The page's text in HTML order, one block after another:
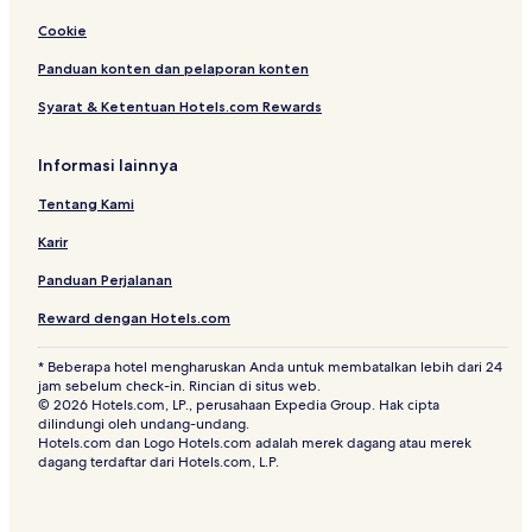
Hotel dekat Danau Jenny
Hotel di John Dodge
Hotel di Afton
Hotel dekat Jackson Hole Llamas
Hotel di Star Valley Ranch
Hotel di Kelly
Hotel di Hoback
B&B di Jackson Hole
Hotel di Dubois
Hotel dengan Pemandian Air Panas di Jackson Hole
Hotel di Etna
Hotel Ramah Hewan Peliharaan di Dubois
Cookie
Panduan konten dan pelaporan konten
Syarat & Ketentuan Hotels.com Rewards
Informasi lainnya
Tentang Kami
Karir
Panduan Perjalanan
Reward dengan Hotels.com
* Beberapa hotel mengharuskan Anda untuk membatalkan lebih dari 24
jam sebelum check-in. Rincian di situs web.
© 2026 Hotels.com, LP., perusahaan Expedia Group. Hak cipta
dilindungi oleh undang-undang.
Hotels.com dan Logo Hotels.com adalah merek dagang atau merek
dagang terdaftar dari Hotels.com, L.P.